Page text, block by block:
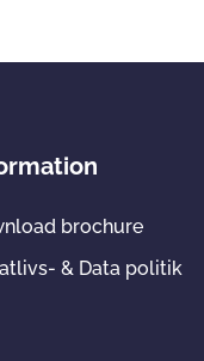
brochure
& Data politik